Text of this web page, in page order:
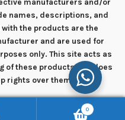
names, descriptions, and
the products are the
and are used for
only. This site acts as
of these products and does
rights over them.
0